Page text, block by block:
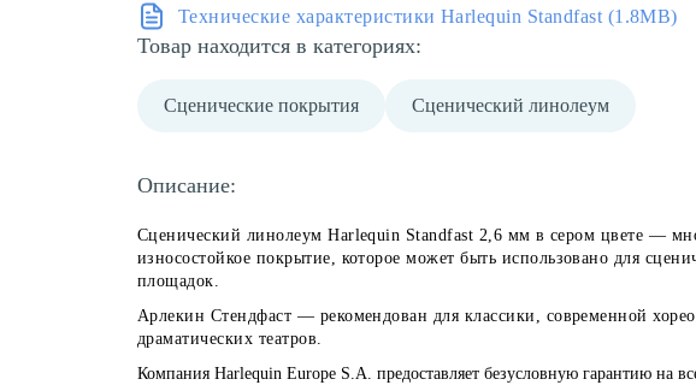
Технические характеристики Harlequin Standfast (1.8MB)
Товар находится в категориях:
Сценические покрытия Сценический линолеум
Описание:
Сценический линолеум Harlequin Standfast 2,6 мм в сером цвете —
износостойкое покрытие, которое может быть использовано для
площадок.
Арлекин Стендфаст — рекомендован для классики, современной
драматических театров.
Компания Harlequin Europe S.A. предоставляет безусловную гарантию на